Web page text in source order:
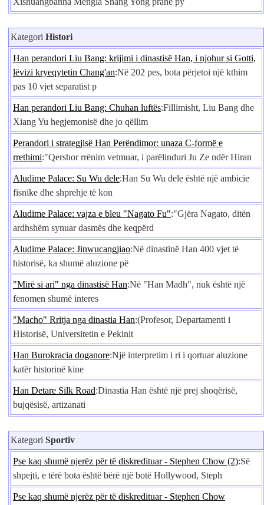
Kategori Histori
Han perandori Liu Bang: krijimi i dinastisë Han, i njohur si Gotti,
lëvizi kryeqytetin Chang'an:Në 202 pes, bota përjetoi një kthim
pas 10 vjet separatist p
Han perandori Liu Bang: Chuhan luftës:Fillimisht, Liu Bang dhe
Xiang Yu hegjemonisë dhe jo qëllim
Perandori i strategjisë Han Perëndimor: unaza C-formë e
rrethimi:"Qershor rrënim vetmuar, i parëlinduri Ju Ze ndër Hiran
Aludime Palace: Su Wu dele:Han Su Wu dele është një ambicie
fisnike dhe shprehje të kon
Aludime Palace: vajza e bleu "Nagato Fu":"Gjëra Nagato, ditën
ardhshëm synuar dasmës dhe keqpërd
Aludime Palace: Jinwucangjiao:Në dinastinë Han 400 vjet të
historisë, ka shumë aluzione pë
"Mirë si ari" nga dinastisë Han:Në "Han Madh", nuk është një
fenomen shumë interes
"Macho" Rritja nga dinastia Han:(Profesor, Departamenti i
Historisë, Universitetin e Pekinit
Han Burokracia doganore:Një interpretim i ri i qortuar aluzione
katër historinë kine
Han Detare Silk Road:Dinastia Han është një prej shoqërisë,
bujqësisë, artizanati
Kategori Sportiv
Pse kaq shumë njerëz për të diskredituar - Stephen Chow (2):Së
shpejti, e tërë bota është bërë një botë Hollywood, Steph
Pse kaq shumë njerëz për të diskredituar - Stephen Chow